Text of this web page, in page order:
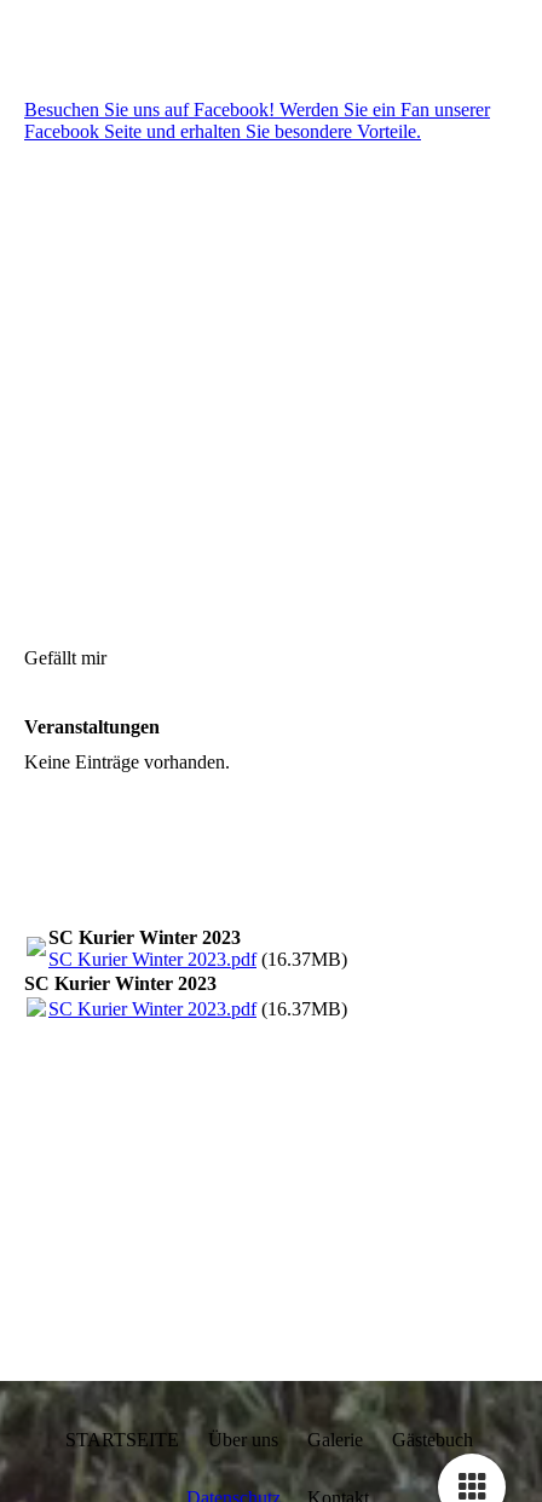
Besuchen Sie uns auf Facebook! Werden Sie ein Fan unserer
Facebook Seite und erhalten Sie besondere Vorteile.
Gefällt mir
Veranstaltungen
Keine Einträge vorhanden.
SC Kurier Winter 2023
SC Kurier Winter 2023.pdf(16.37MB)
SC Kurier Winter 2023
SC Kurier Winter 2023.pdf(16.37MB)
STARTSEITE Über uns Galerie Gästebuch